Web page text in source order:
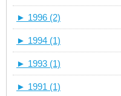
► 1996 (2)
► 1994 (1)
► 1993 (1)
► 1991 (1)